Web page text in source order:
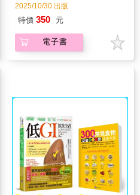
2025/10/30 出版
特價 350 元
電子書